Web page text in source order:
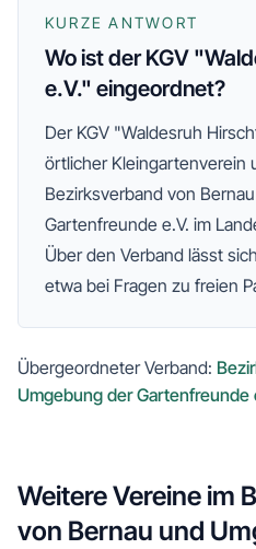
KURZE ANTWORT
Wo ist der KGV
e.V." eingeordnet?
Der KGV "Waldesruh
örtlicher Kleingartenverein
Bezirksverband von
Gartenfreunde e.V. im
Über den Verband lässt
etwa bei Fragen zu freien
Übergeordneter Verband:
Umgebung der Gartenfreunde
Weitere Vereine im
von Bernau und